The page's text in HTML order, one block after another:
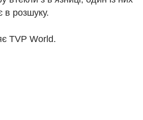
в розшуку.
TVP World.